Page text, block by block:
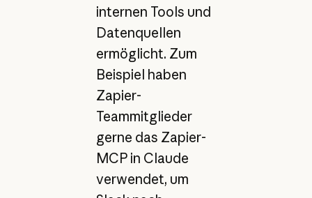
internen Tools und
Datenquellen
ermöglicht. Zum
Beispiel haben
Zapier-
Teammitglieder
gerne das Zapier-
MCP in Claude
verwendet, um